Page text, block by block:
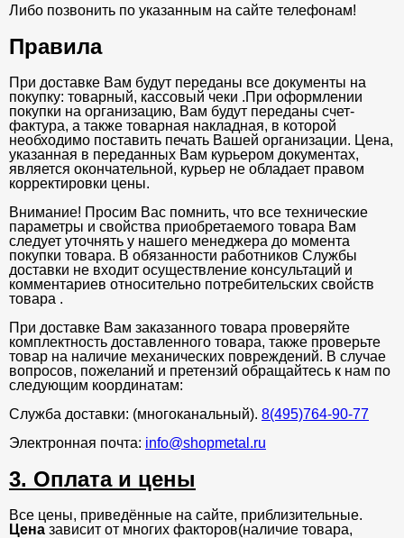
Либо позвонить по указанным на сайте телефонам!
Правила
При доставке Вам будут переданы все документы на
покупку: товарный, кассовый чеки .При оформлении
покупки на организацию, Вам будут переданы счет-
фактура, а также товарная накладная, в которой
необходимо поставить печать Вашей организации. Цена,
указанная в переданных Вам курьером документах,
является окончательной, курьер не обладает правом
корректировки цены.
Внимание! Просим Вас помнить, что все технические
параметры и свойства приобретаемого товара Вам
следует уточнять у нашего менеджера до момента
покупки товара. В обязанности работников Службы
доставки не входит осуществление консультаций и
комментариев относительно потребительских свойств
товара .
При доставке Вам заказанного товара проверяйте
комплектность доставленного товара, также проверьте
товар на наличие механических повреждений. В случае
вопросов, пожеланий и претензий обращайтесь к нам по
следующим координатам:
Служба доставки: (многоканальный). 8(495)764-90-77
Электронная почта: info@shopmetal.ru
3. Оплата и цены
Все цены, приведённые на сайте, приблизительные.
Цена зависит от многих факторов(наличие товара,